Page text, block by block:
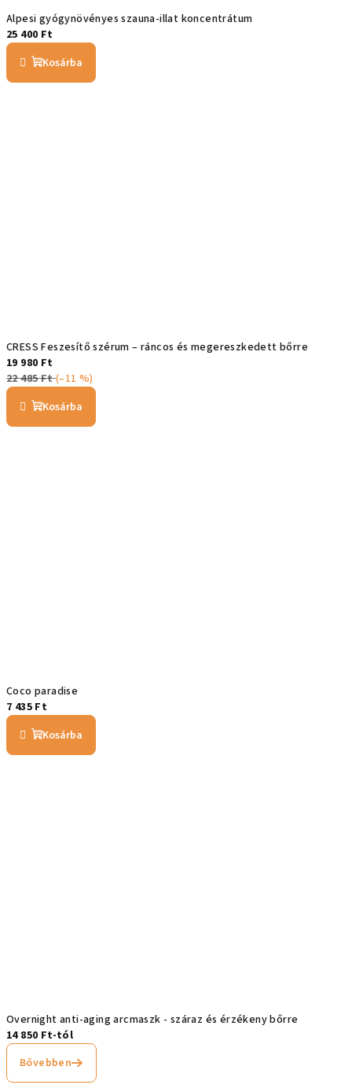
Alpesi gyógynövényes szauna-illat koncentrátum
25 400 Ft
Kosárba
CRESS Feszesítő szérum – ráncos és megereszkedett bőrre
19 980 Ft
22 485 Ft(–11 %)
Kosárba
Coco paradise
7 435 Ft
Kosárba
Overnight anti-aging arcmaszk - száraz és érzékeny bőrre
14 850 Ft-tól
Bővebben